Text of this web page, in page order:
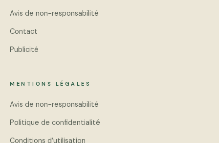
Avis de non-responsabilité
Contact
Publicité
MENTIONS LÉGALES
Avis de non-responsabilité
Politique de confidentialité
Conditions d’utilisation